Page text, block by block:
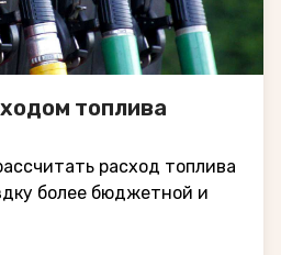
топлива
расход топлива
более бюджетной и